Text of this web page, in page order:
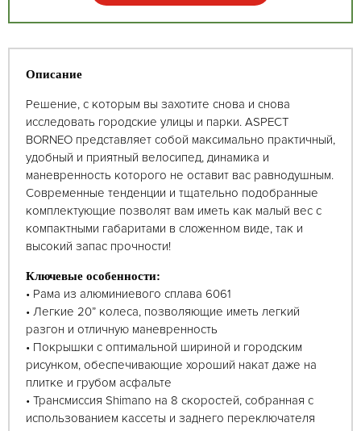
Описание
Решение, с которым вы захотите снова и снова
исследовать городские улицы и парки. ASPECT
BORNEO представляет собой максимально практичный,
удобный и приятный велосипед, динамика и
маневренность которого не оставит вас равнодушным.
Современные тенденции и тщательно подобранные
комплектующие позволят вам иметь как малый вес с
компактными габаритами в сложенном виде, так и
высокий запас прочности!
Ключевые особенности:
• Рама из алюминиевого сплава 6061
• Легкие 20” колеса, позволяющие иметь легкий
разгон и отличную маневренность
• Покрышки с оптимальной шириной и городским
рисунком, обеспечивающие хороший накат даже на
плитке и грубом асфальте
• Трансмиссия Shimano на 8 скоростей, собранная с
использованием кассеты и заднего переключателя